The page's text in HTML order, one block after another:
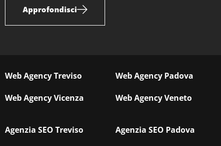
Approfondisci
Web Agency Treviso Web Agency Padova
Web Agency Vicenza Web Agency Veneto
Agenzia SEO Treviso Agenzia SEO Padova